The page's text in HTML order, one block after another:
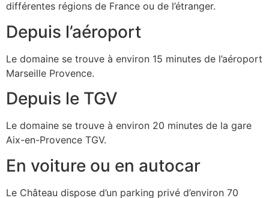
différentes régions de France ou de l’étranger.
Depuis l’aéroport
Le domaine se trouve à environ 15 minutes de l’aéroport
Marseille Provence.
Depuis le TGV
Le domaine se trouve à environ 20 minutes de la gare
Aix-en-Provence TGV.
En voiture ou en autocar
Le Château dispose d’un parking privé d’environ 70